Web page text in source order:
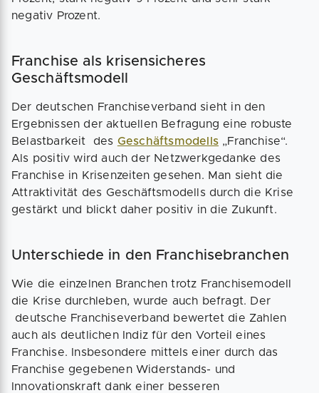
negativ Prozent.
Franchise als krisensicheres
Geschäftsmodell
Der deutschen Franchiseverband sieht in den
Ergebnissen der aktuellen Befragung eine robuste
Belastbarkeit des Geschäftsmodells „Franchise“.
Als positiv wird auch der Netzwerkgedanke des
Franchise in Krisenzeiten gesehen. Man sieht die
Attraktivität des Geschäftsmodells durch die Krise
gestärkt und blickt daher positiv in die Zukunft.
Unterschiede in den Franchisebranchen
Wie die einzelnen Branchen trotz Franchisemodell
die Krise durchleben, wurde auch befragt. Der
deutsche Franchiseverband bewertet die Zahlen
auch als deutlichen Indiz für den Vorteil eines
Franchise. Insbesondere mittels einer durch das
Franchise gegebenen Widerstands- und
Innovationskraft dank einer besseren